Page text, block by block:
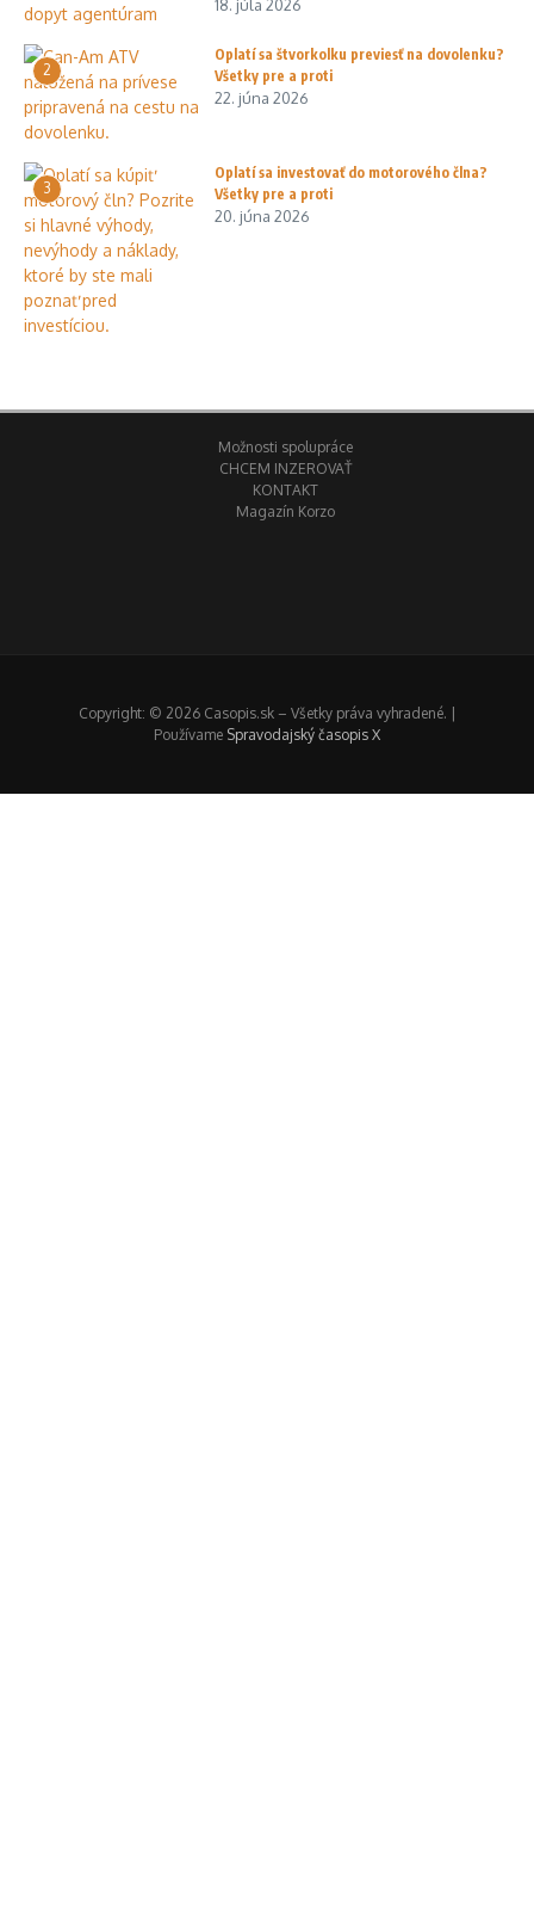
18. júla 2026
2
Oplatí sa štvorkolku previesť na dovolenku?
Všetky pre a proti
22. júna 2026
3
Oplatí sa investovať do motorového člna?
Všetky pre a proti
20. júna 2026
Možnosti spolupráce
CHCEM INZEROVAŤ
KONTAKT
Magazín Korzo
Copyright: © 2026 Casopis.sk – Všetky práva vyhradené. |
Používame Spravodajský časopis X